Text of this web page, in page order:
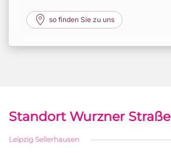
so finden Sie zu uns
Standort Wurzner Straße
Leipzig Sellerhausen